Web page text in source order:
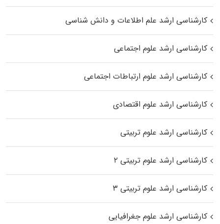
کارشناسی ارشد علم اطلاعات و دانش شناسی
کارشناسی ارشد علوم اجتماعی
کارشناسی ارشد علوم ارتباطات اجتماعی
کارشناسی ارشد علوم اقتصادی
کارشناسی ارشد علوم تربیتی
کارشناسی ارشد علوم تربیتی ۲
کارشناسی ارشد علوم تربیتی ۳
کارشناسی ارشد علوم جغرافیایی